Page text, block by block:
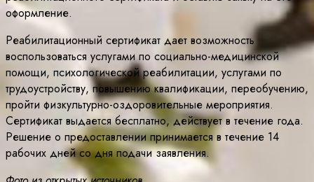
оформление.
Реабилитационный сертификат дает возможность
воспользоваться услугами по социально-медицинской
помощи, психологической реабилитации, услугами по
трудоустройству, повышению квалификации, переобучению,
пройти физкультурно-оздоровительные мероприятия.
Сертификат выдается бесплатно, действует в течение года.
Решение о предоставлении принимается в течение 14
рабочих дней со дня подачи заявления.